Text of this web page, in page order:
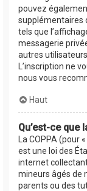
pouvez
supplémentaires
tels que
messagerie
autres
L’inscription ne
nous vous
Haut
Qu’est-ce que
La COPPA (pour
est une loi des
internet
mineurs âgés de
parents ou des